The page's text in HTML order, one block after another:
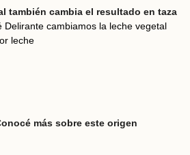
también cambia el resultado en taza
Delirante cambiamos la leche vegetal
leche
más sobre este origen